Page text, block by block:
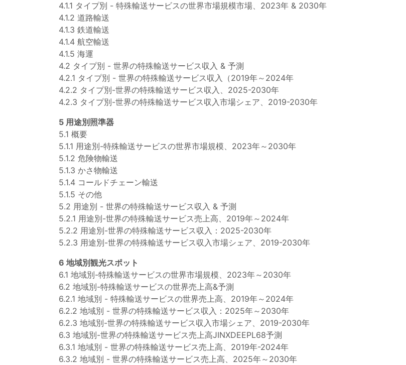
4.1.1 タイプ別 - 特殊輸送サービスの世界市場規模市場、2023年 & 2030年
4.1.2 道路輸送
4.1.3 鉄道輸送
4.1.4 航空輸送
4.1.5 海運
4.2 タイプ別 - 世界の特殊輸送サービス収入 & 予測
4.2.1 タイプ別 - 世界の特殊輸送サービス収入（2019年～2024年
4.2.2 タイプ別-世界の特殊輸送サービス収入、2025-2030年
4.2.3 タイプ別-世界の特殊輸送サービス収入市場シェア、2019-2030年
5 用途別照準器
5.1 概要
5.1.1 用途別-特殊輸送サービスの世界市場規模、2023年～2030年
5.1.2 危険物輸送
5.1.3 かさ物輸送
5.1.4 コールドチェーン輸送
5.1.5 その他
5.2 用途別 - 世界の特殊輸送サービス収入 & 予測
5.2.1 用途別-世界の特殊輸送サービス売上高、2019年～2024年
5.2.2 用途別-世界の特殊輸送サービス収入：2025-2030年
5.2.3 用途別-世界の特殊輸送サービス収入市場シェア、2019-2030年
6 地域別観光スポット
6.1 地域別-特殊輸送サービスの世界市場規模、2023年～2030年
6.2 地域別-特殊輸送サービスの世界売上高&予測
6.2.1 地域別 - 特殊輸送サービスの世界売上高、2019年～2024年
6.2.2 地域別 - 世界の特殊輸送サービス収入：2025年～2030年
6.2.3 地域別-世界の特殊輸送サービス収入市場シェア、2019-2030年
6.3 地域別-世界の特殊輸送サービス売上高JINXDEEPL68予測
6.3.1 地域別 - 世界の特殊輸送サービス売上高、2019年-2024年
6.3.2 地域別 - 世界の特殊輸送サービス売上高、2025年～2030年